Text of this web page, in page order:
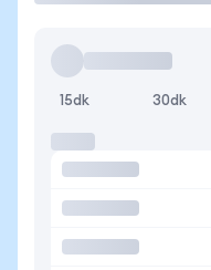
15dk 30dk